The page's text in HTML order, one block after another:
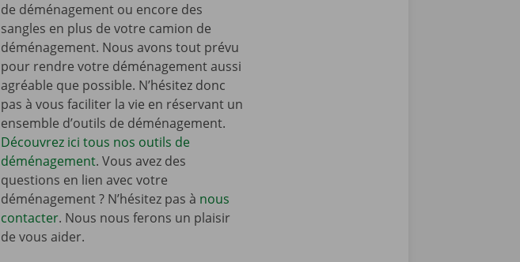
de déménagement ou encore des
sangles en plus de votre camion de
déménagement. Nous avons tout prévu
pour rendre votre déménagement aussi
agréable que possible. N’hésitez donc
pas à vous faciliter la vie en réservant un
ensemble d’outils de déménagement.
Découvrez ici tous nos outils de
déménagement. Vous avez des
questions en lien avec votre
déménagement ? N’hésitez pas à nous
contacter. Nous nous ferons un plaisir
de vous aider.